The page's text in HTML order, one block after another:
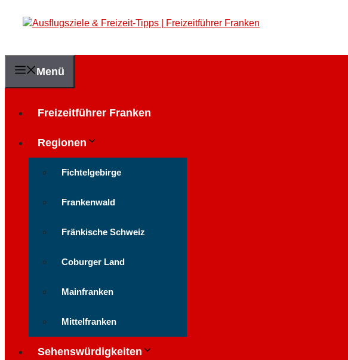
Inhalt
Menü
Freizeitführer Franken
Regionen
Fichtelgebirge
Frankenwald
Fränkische Schweiz
Coburger Land
Mainfranken
Mittelfranken
Sehenswürdigkeiten